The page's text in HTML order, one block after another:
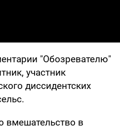
"Обозревателю"
участник
диссидентских
вмешательство в